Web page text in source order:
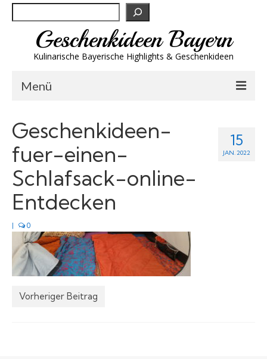
Suchen
Geschenkideen Bayern
Kulinarische Bayerische Highlights & Geschenkideen
Menü
Trachtenmode
Wellness
15
JAN. 2022
Geschenkideen-
fuer-einen-
Schlafsack-online-
Entdecken
0
Vorheriger Beitrag